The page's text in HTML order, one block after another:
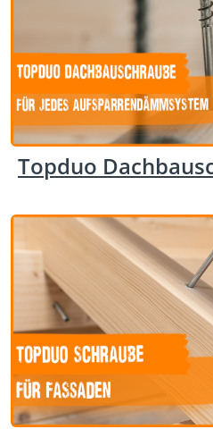
Topduo